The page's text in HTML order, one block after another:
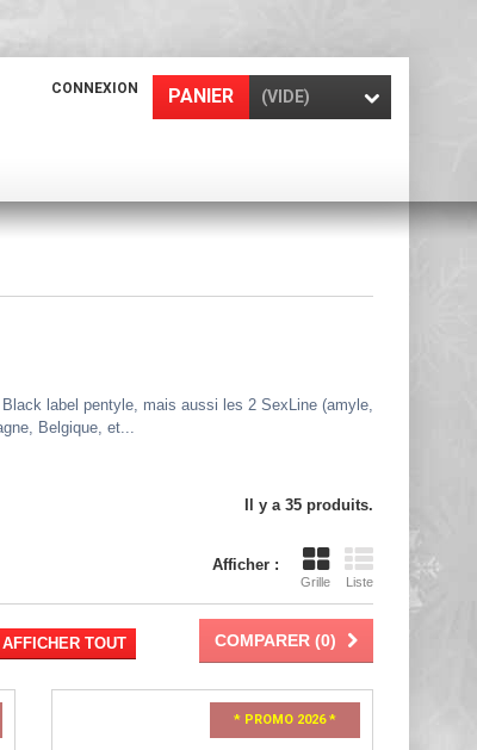
PANIER (VIDE)
CONNEXION
label pentyle, mais aussi les 2 SexLine (amyle,
Belgique, et...
Il y a 35 produits.
Afficher :
Grille Liste
COMPARER (0)
AFFICHER TOUT
* PROMO 2026 *